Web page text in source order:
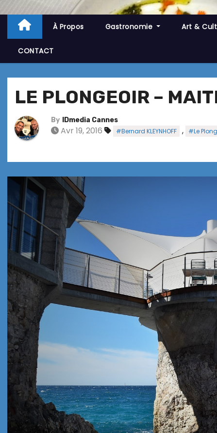
À Propos Gastronomie Art &
CONTACT
LE PLONGEOIR –
By IDmedia Cannes
Avr 19, 2016 #Bernard KLEYNHOFF , #Le